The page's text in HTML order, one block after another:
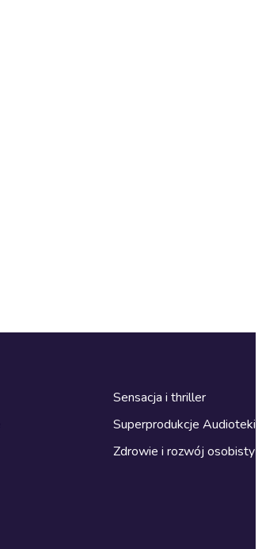
Sensacja i thriller
Superprodukcje Audioteki
Zdrowie i rozwój osobisty